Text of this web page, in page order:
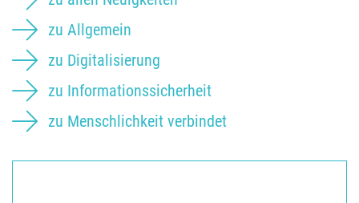
zu Allgemein
zu Digitalisierung
zu Informationssicherheit
zu Menschlichkeit verbindet